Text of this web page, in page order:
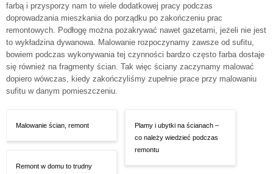
farbą i przysporzy nam to wiele dodatkowej pracy podczas
doprowadzania mieszkania do porządku po zakończeniu prac
remontowych. Podłogę można pozakrywać nawet gazetami, jeżeli nie jest
to wykładzina dywanowa. Malowanie rozpoczynamy zawsze od sufitu,
bowiem podczas wykonywania tej czynności bardzo często farba dostaje
się również na fragmenty ścian. Tak więc ściany zaczynamy malować
dopiero wówczas, kiedy zakończyliśmy zupełnie prace przy malowaniu
sufitu w danym pomieszczeniu.
Malowanie ścian, remont
Remont w domu to trudny
Plamy i ubytki na ścianach –
co należy wiedzieć podczas
remontu